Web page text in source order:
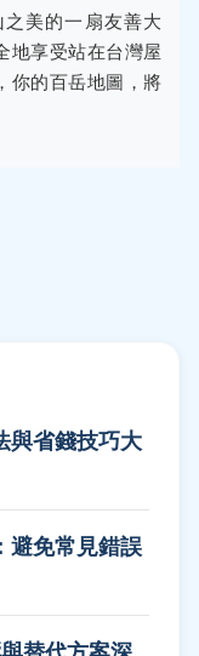
美的一扇友善大
地享受站在台灣屋
你的百岳地圖，將
與省錢技巧大
避免常見錯誤